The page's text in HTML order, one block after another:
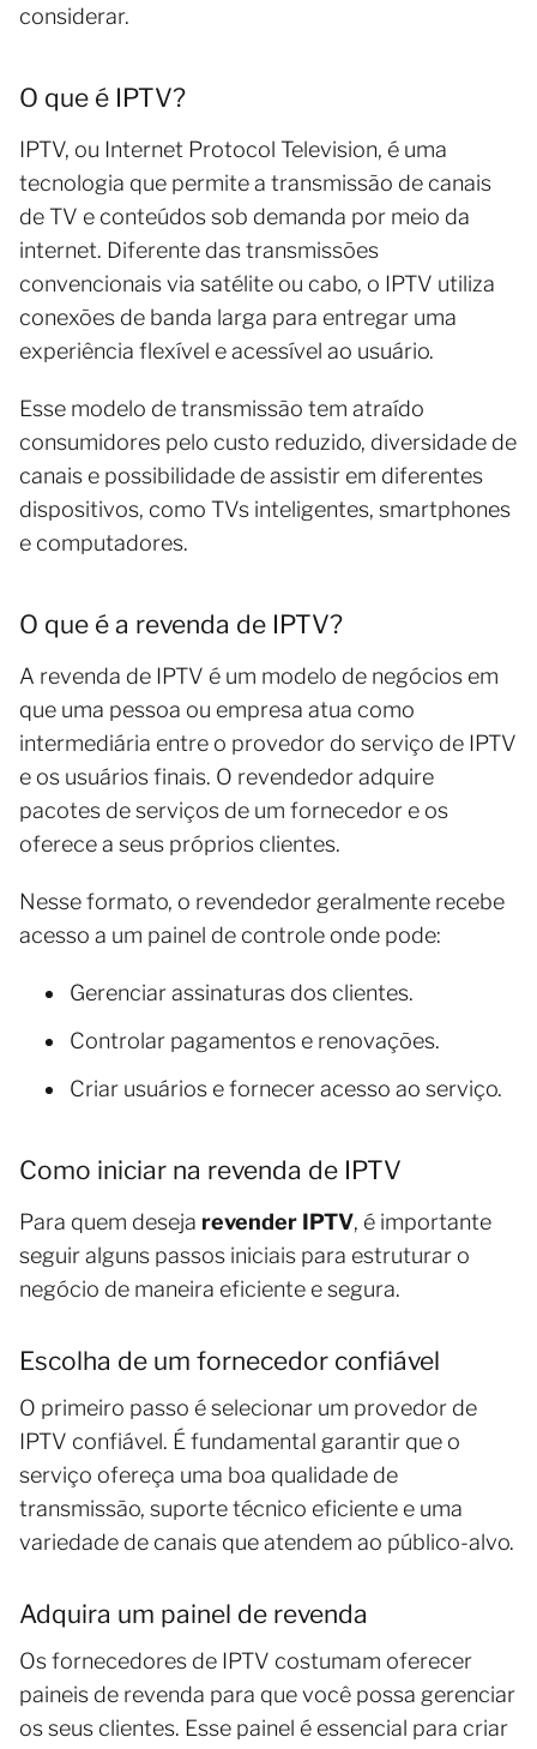
considerar.
O que é IPTV?
IPTV, ou Internet Protocol Television, é uma
tecnologia que permite a transmissão de canais
de TV e conteúdos sob demanda por meio da
internet. Diferente das transmissões
convencionais via satélite ou cabo, o IPTV utiliza
conexões de banda larga para entregar uma
experiência flexível e acessível ao usuário.
Esse modelo de transmissão tem atraído
consumidores pelo custo reduzido, diversidade de
canais e possibilidade de assistir em diferentes
dispositivos, como TVs inteligentes, smartphones
e computadores.
O que é a revenda de IPTV?
A revenda de IPTV é um modelo de negócios em
que uma pessoa ou empresa atua como
intermediária entre o provedor do serviço de IPTV
e os usuários finais. O revendedor adquire
pacotes de serviços de um fornecedor e os
oferece a seus próprios clientes.
Nesse formato, o revendedor geralmente recebe
acesso a um painel de controle onde pode:
Gerenciar assinaturas dos clientes.
Controlar pagamentos e renovações.
Criar usuários e fornecer acesso ao serviço.
Como iniciar na revenda de IPTV
Para quem deseja revender IPTV, é importante
seguir alguns passos iniciais para estruturar o
negócio de maneira eficiente e segura.
Escolha de um fornecedor confiável
O primeiro passo é selecionar um provedor de
IPTV confiável. É fundamental garantir que o
serviço ofereça uma boa qualidade de
transmissão, suporte técnico eficiente e uma
variedade de canais que atendem ao público-alvo.
Adquira um painel de revenda
Os fornecedores de IPTV costumam oferecer
paineis de revenda para que você possa gerenciar
os seus clientes. Esse painel é essencial para criar